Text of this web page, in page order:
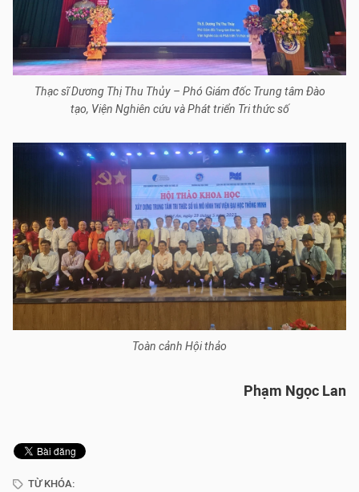
Thạc sĩ Dương Thị Thu Thủy – Phó Giám đốc Trung tâm Đào
tạo, Viện Nghiên cứu và Phát triển Tri thức số
Toàn cảnh Hội thảo
Phạm Ngọc Lan
TỪ KHÓA: